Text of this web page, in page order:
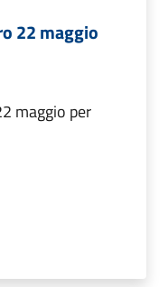
22 maggio
maggio per